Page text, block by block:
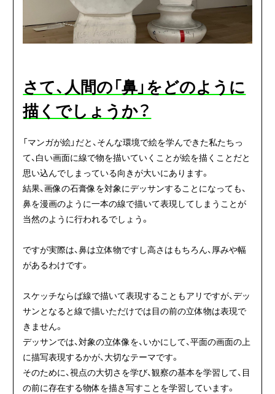
さて、人間の「鼻」をどのように
描くでしょうか？
「マンガが絵」だと、そんな環境で絵を学んできた私たちっ
て、白い画面に線で物を描いていくことが絵を描くことだと
思い込んでしまっている向きが大いにあります。
結果、画像の石膏像を対象にデッサンすることになっても、
鼻を漫画のように一本の線で描いて表現してしまうことが
当然のように行われるでしょう。
ですが実際は、鼻は立体物ですし高さはもちろん、厚みや幅
があるわけです。
スケッチならば線で描いて表現することもアリですが、デッ
サンとなると線で描いただけでは目の前の立体物は表現で
きません。
デッサンでは、対象の立体像を、いかにして、平面の画面の上
に描写表現するかが、大切なテーマです。
そのために、視点の大切さを学び、観察の基本を学習して、目
の前に存在する物体を描き写すことを学習しています。